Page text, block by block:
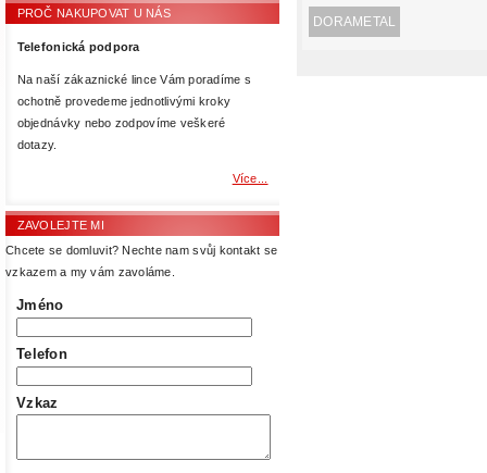
PROČ NAKUPOVAT U NÁS
Telefonická podpora
Na naší zákaznické lince Vám poradíme s
ochotně provedeme jednotlivými kroky
objednávky nebo zodpovíme veškeré
dotazy.
Více...
ZAVOLEJTE MI
Chcete se domluvit? Nechte nam svůj kontakt se
vzkazem a my vám zavoláme.
Jméno
Telefon
Vzkaz
DORAMETAL